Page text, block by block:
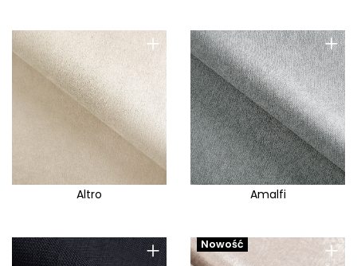
+
Altro
+
Amalfi
+ +
Nowość